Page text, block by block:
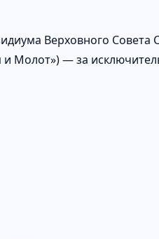
Верховного Совета
Молот») — за